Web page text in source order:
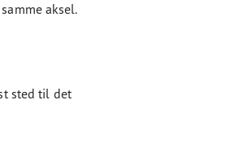
aksel.
sted til det